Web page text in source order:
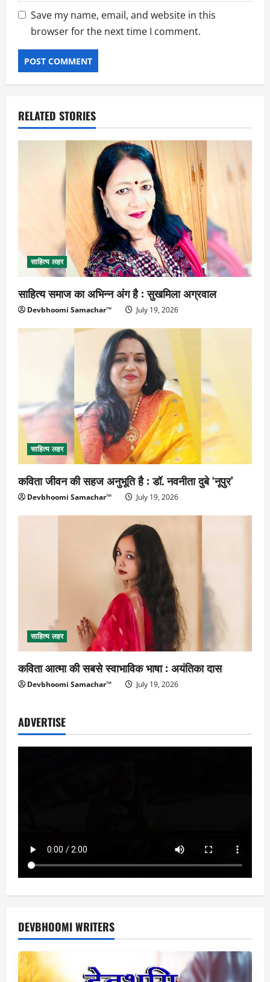
Save my name, email, and website in this
browser for the next time I comment.
RELATED STORIES
साहित्य लहर
साहित्य समाज का अभिन्न अंग है : सुखमिला अग्रवाल
Devbhoomi Samachar™ July 19, 2026
साहित्य लहर
कविता जीवन की सहज अनुभूति है : डॉ. नवनीता दुबे ‘नूपुर’
Devbhoomi Samachar™ July 19, 2026
साहित्य लहर
कविता आत्मा की सबसे स्वाभाविक भाषा : अयंतिका दास
Devbhoomi Samachar™ July 19, 2026
ADVERTISE
DEVBHOOMI WRITERS